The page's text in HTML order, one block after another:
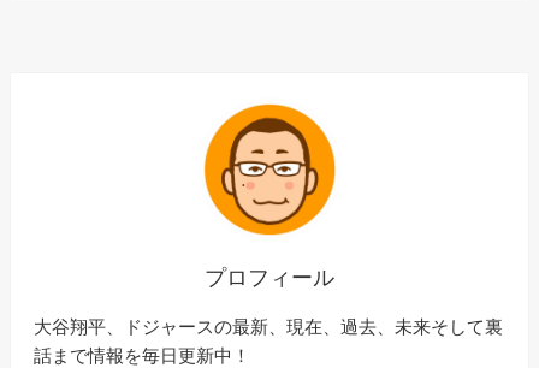
プロフィール
大谷翔平、ドジャースの最新、現在、過去、未来そして裏
話まで情報を毎日更新中！